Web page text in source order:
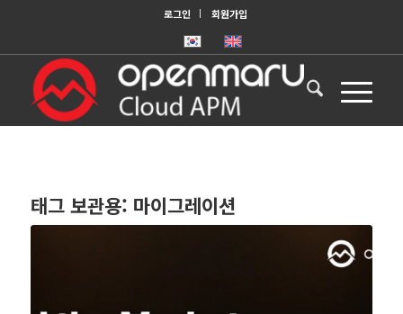
로그인 회원가입
태그 보관용: 마이그레이션